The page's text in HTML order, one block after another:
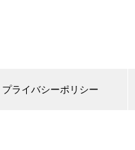
プライバシーポリシー